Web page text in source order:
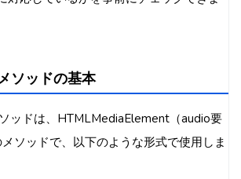
ソッドの基本
ッドは、HTMLMediaElement（audio要
ソッドで、以下のような形式で使用しま